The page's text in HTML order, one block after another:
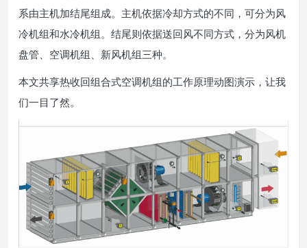
系由主机加结尾组成。主机依据冷却方式的不同，可分为风
冷机组和水冷机组。结尾则依据送回风不同方式，分为风机
盘管、空调机组、新风机组三种。
本文共享热收回组合式空调机组的工作原理动图演示，让我
们一目了然。